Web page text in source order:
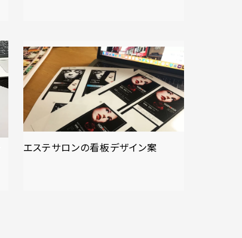
エステサロンの看板デザイン案